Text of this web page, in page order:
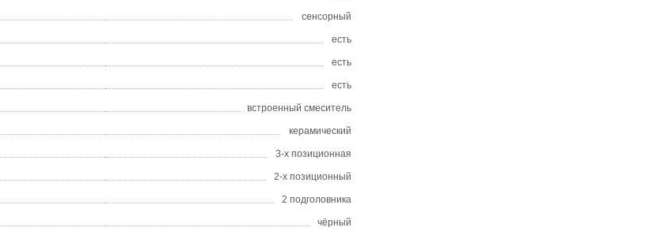
сенсорный
есть
есть
есть
встроенный смеситель
керамический
3-х позиционная
2-х позиционный
2 подголовника
чёрный